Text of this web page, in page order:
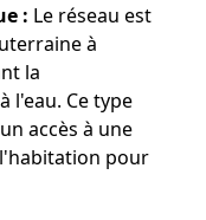
: Le réseau est
à
la
l'eau. Ce type
accès à une
pour